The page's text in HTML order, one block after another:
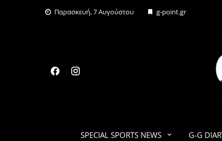
Παρασκευή, 7 Αυγούστου g-point.gr
SPECIAL SPORTS NEWS G-G